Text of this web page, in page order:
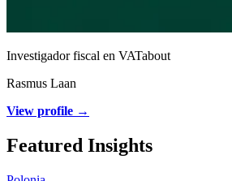
Investigador fiscal en VATabout
Rasmus Laan
View profile →
Featured Insights